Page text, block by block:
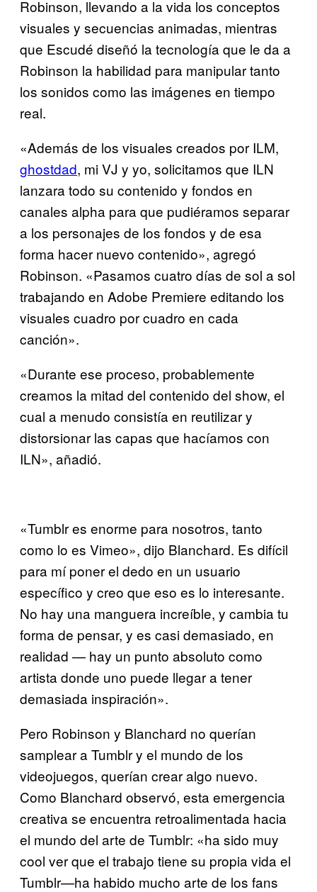
Robinson, llevando a la vida los conceptos
visuales y secuencias animadas, mientras
que Escudé diseñó la tecnología que le da a
Robinson la habilidad para manipular tanto
los sonidos como las imágenes en tiempo
real.
«Además de los visuales creados por ILM,
ghostdad, mi VJ y yo, solicitamos que ILN
lanzara todo su contenido y fondos en
canales alpha para que pudiéramos separar
a los personajes de los fondos y de esa
forma hacer nuevo contenido», agregó
Robinson. «Pasamos cuatro días de sol a sol
trabajando en Adobe Premiere editando los
visuales cuadro por cuadro en cada
canción».
«Durante ese proceso, probablemente
creamos la mitad del contenido del show, el
cual a menudo consistía en reutilizar y
distorsionar las capas que hacíamos con
ILN», añadió.
«Tumblr es enorme para nosotros, tanto
como lo es Vimeo», dijo Blanchard. Es difícil
para mí poner el dedo en un usuario
específico y creo que eso es lo interesante.
No hay una manguera increíble, y cambia tu
forma de pensar, y es casi demasiado, en
realidad — hay un punto absoluto como
artista donde uno puede llegar a tener
demasiada inspiración».
Pero Robinson y Blanchard no querían
samplear a Tumblr y el mundo de los
videojuegos, querían crear algo nuevo.
Como Blanchard observó, esta emergencia
creativa se encuentra retroalimentada hacia
el mundo del arte de Tumblr: «ha sido muy
cool ver que el trabajo tiene su propia vida el
Tumblr—ha habido mucho arte de los fans